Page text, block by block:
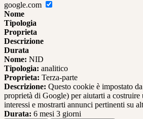
google.com
Nome
Tipologia
Proprieta
Descrizione
Durata
Nome: NID
Tipologia: analitico
Proprieta: Terza-parte
Descrizione: Questo cookie è impostato
proprietà di Google) per aiutarti a
interessi e mostrarti annunci pertinenti su
Durata: 6 mesi 3 giorni